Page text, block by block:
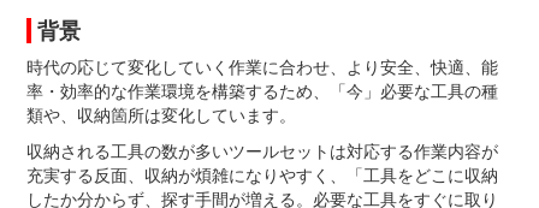
背景
時代の応じて変化していく作業に合わせ、より安全、快適、能
率・効率的な作業環境を構築するため、「今」必要な工具の種
類や、収納箇所は変化しています。
収納される工具の数が多いツールセットは対応する作業内容が
充実する反面、収納が煩雑になりやすく、「工具をどこに収納
したか分からず、探す手間が増える。必要な工具をすぐに取り